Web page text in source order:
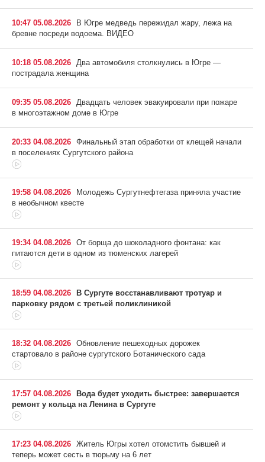
10:47 05.08.2026
В Югре медведь пережидал жару, лежа на
бревне посреди водоема. ВИДЕО
10:18 05.08.2026 Два автомобиля столкнулись в Югре —
пострадала женщина
09:35 05.08.2026 Двадцать человек эвакуировали при пожаре
в многоэтажном доме в Югре
20:33 04.08.2026 Финальный этап обработки от клещей начали
в поселениях Сургутского района
19:58 04.08.2026
Молодежь Сургутнефтегаза приняла участие
в необычном квесте
19:34 04.08.2026 От борща до шоколадного фонтана: как
питаются дети в одном из тюменских лагерей
18:59 04.08.2026
В Сургуте восстанавливают тротуар и
парковку рядом с третьей поликлиникой
18:32 04.08.2026 Обновление пешеходных дорожек
стартовало в районе сургутского Ботанического сада
17:57 04.08.2026
Вода будет уходить быстрее: завершается
ремонт у кольца на Ленина в Сургуте
17:23 04.08.2026 Житель Югры хотел отомстить бывшей и
теперь может сесть в тюрьму на 6 лет